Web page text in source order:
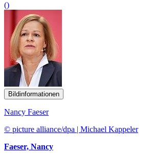
()
Bildinformationen
Nancy Faeser
© picture alliance/dpa | Michael Kappeler
Faeser, Nancy